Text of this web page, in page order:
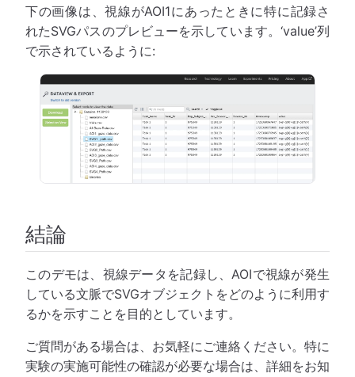
下の画像は、視線がAOI1にあったときに特に記録さ
れたSVGパスのプレビューを示しています。‘value’列
で示されているように:
結論
このデモは、視線データを記録し、AOIで視線が発生
している文脈でSVGオブジェクトをどのように利用す
るかを示すことを目的としています。
ご質問がある場合は、お気軽にご連絡ください。特に
実験の実施可能性の確認が必要な場合は、詳細をお知